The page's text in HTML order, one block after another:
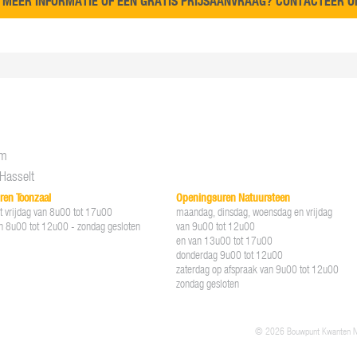
Toonzaal
vrijdag van 8u00 tot 17u00
8u00 tot 12u00 - zondag gesloten
Openingsuren Natuursteen
maandag, dinsdag, woensdag en vrijdag
van 9u00 tot 12u00
en van 13u00 tot 17u00
donderdag 9u00 tot 12u00
zaterdag op afspraak van 9u00 tot 12u00
zondag gesloten
© 2026 Bouwpunt Kwanten